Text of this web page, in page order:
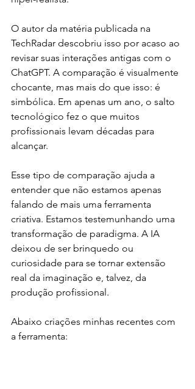
O autor da matéria publicada na
TechRadar descobriu isso por acaso ao
revisar suas interações antigas com o
ChatGPT. A comparação é visualmente
chocante, mas mais do que isso: é
simbólica. Em apenas um ano, o salto
tecnológico fez o que muitos
profissionais levam décadas para
alcançar.
Esse tipo de comparação ajuda a
entender que não estamos apenas
falando de mais uma ferramenta
criativa. Estamos testemunhando uma
transformação de paradigma. A IA
deixou de ser brinquedo ou
curiosidade para se tornar extensão
real da imaginação e, talvez, da
produção profissional.
Abaixo criações minhas recentes com
a ferramenta: